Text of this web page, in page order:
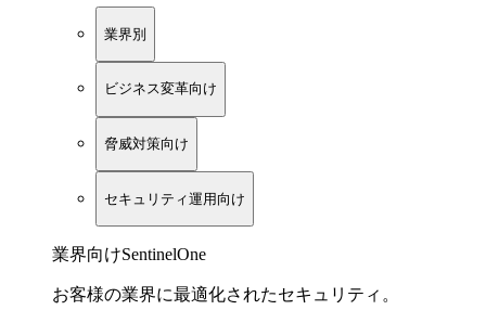
業界別
ビジネス変革向け
脅威対策向け
セキュリティ運用向け
業界向けSentinelOne
お客様の業界に最適化されたセキュリティ。